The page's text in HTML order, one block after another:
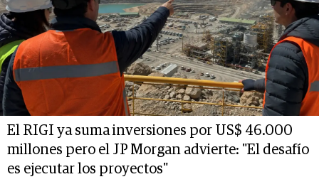
El RIGI ya suma inversiones por US$ 46.000
millones pero el JP Morgan advierte: "El desafío
es ejecutar los proyectos"